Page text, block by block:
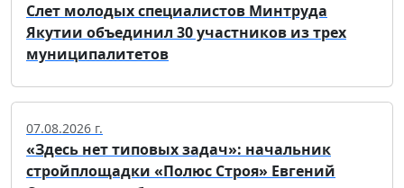
Слет молодых специалистов Минтруда
Якутии объединил 30 участников из трех
муниципалитетов
07.08.2026 г.
«Здесь нет типовых задач»: начальник
стройплощадки «Полюс Строя» Евгений